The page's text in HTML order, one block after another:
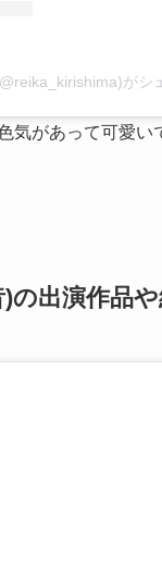
がシ
気があって可愛い
出演作品